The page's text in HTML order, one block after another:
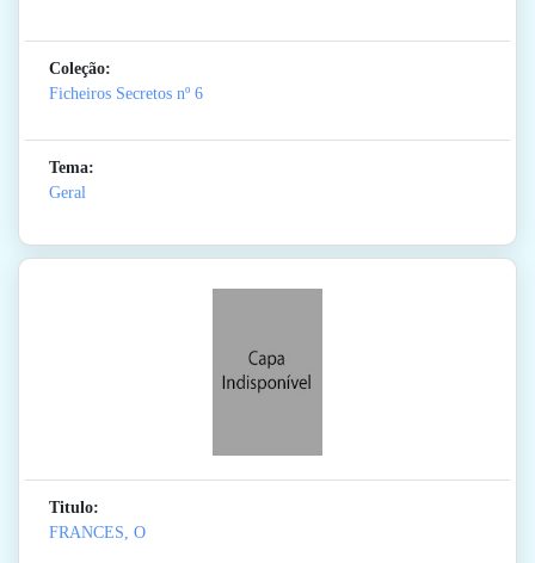
Coleção:
Ficheiros Secretos nº 6
Tema:
Geral
Titulo:
FRANCES, O